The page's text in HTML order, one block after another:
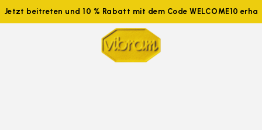
Jetzt beitreten und 10 % Rabatt mit dem Code WELCOME10